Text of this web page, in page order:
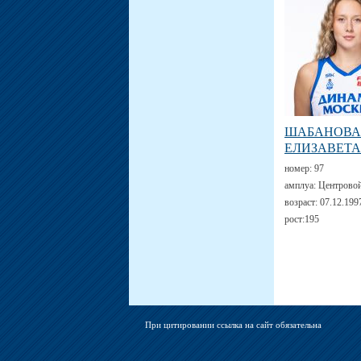
ШАБАНОВА
ЕЛИЗАВЕТА
номер: 97
амплуа:
возраст:
рост:195
При цитировании ссылка на сайт обязательна